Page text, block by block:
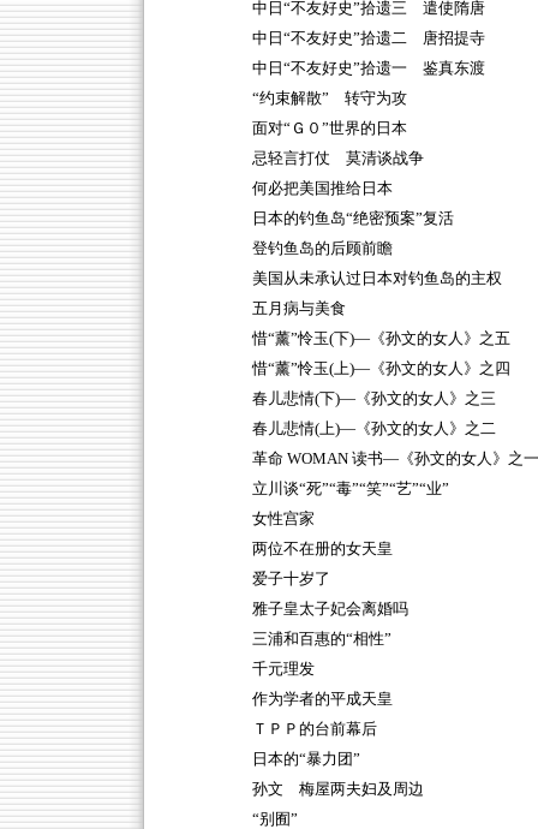
中日“不友好史”拾遗三 遣使隋唐
中日“不友好史”拾遗二 唐招提寺
中日“不友好史”拾遗一 鉴真东渡
“约束解散” 转守为攻
面对“Ｇ０”世界的日本
忌轻言打仗 莫清谈战争
何必把美国推给日本
日本的钓鱼岛“绝密预案”复活
登钓鱼岛的后顾前瞻
美国从未承认过日本对钓鱼岛的主权
五月病与美食
惜“薰”怜玉(下)—《孙文的女人》之五
惜“薰”怜玉(上)—《孙文的女人》之四
春儿悲情(下)—《孙文的女人》之三
春儿悲情(上)—《孙文的女人》之二
革命 WOMAN 读书—《孙文的女人》之一
立川谈“死”“毒”“笑”“艺”“业”
女性宫家
两位不在册的女天皇
爱子十岁了
雅子皇太子妃会离婚吗
三浦和百惠的“相性”
千元理发
作为学者的平成天皇
ＴＰＰ的台前幕后
日本的“暴力团”
孙文 梅屋两夫妇及周边
“别囿”